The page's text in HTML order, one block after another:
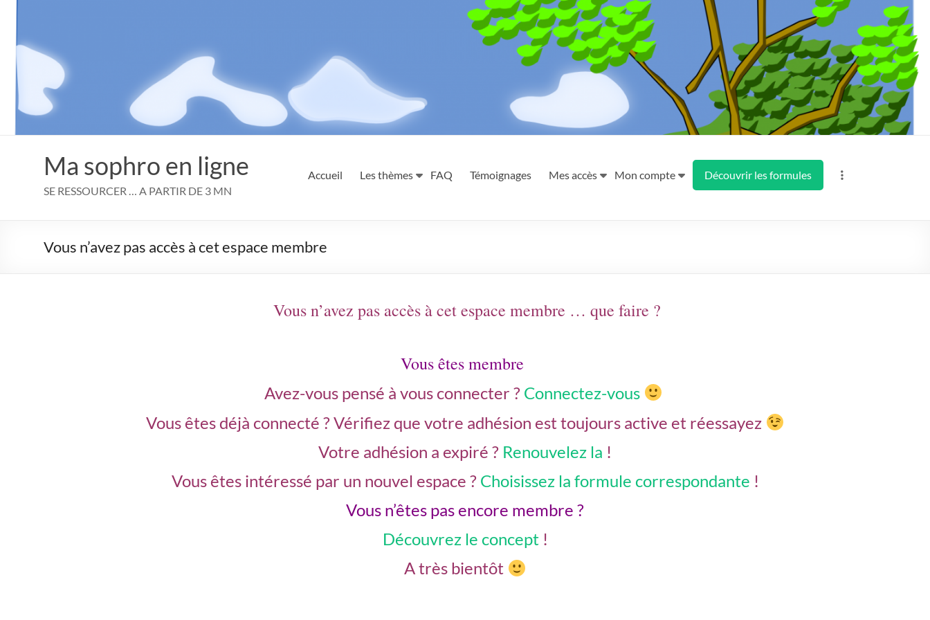
Ma sophro en ligne
SE RESSOURCER … A PARTIR DE 3 MN
Accueil Les thèmes FAQ Témoignages Mes accès Mon compte Découvrir les formules
Vous n’avez pas accès à cet espace membre
Vous n’avez pas accès à cet espace membre … que faire ?
Vous êtes membre
Avez-vous pensé à vous connecter ? Connectez-vous
Vous êtes déjà connecté ? Vérifiez que votre adhésion est toujours active et réessayez
Votre adhésion a expiré ? Renouvelez la !
Vous êtes intéressé par un nouvel espace ? Choisissez la formule correspondante !
Vous n’êtes pas encore membre ?
Découvrez le concept !
A très bientôt